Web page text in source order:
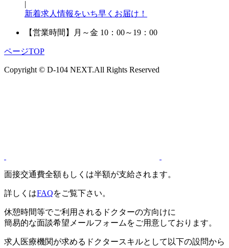
|
新着求人情報をいち早くお届け！
【営業時間】 月～金 10：00～19：00
ページTOP
Copyright © D-104 NEXT.All Rights Reserved
面接交通費全額もしくは半額が支給されます。
詳しくはFAQをご覧下さい。
休憩時間等でご利用されるドクターの方向けに
簡易的な面談希望メールフォームをご用意しております。
求人医療機関が求めるドクタースキルとして以下の設問から